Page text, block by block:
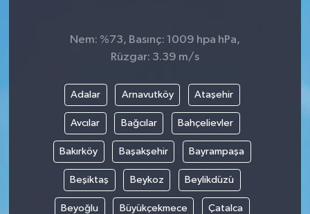
Nem: %73, Basınç: 1009 hpa hPa,
Rüzgar: 3.39 m/s
Adalar Arnavutköy Ataşehir
Avcılar Bağcılar Bahçelievler
Bakırköy Başakşehir Bayrampaşa
Beşiktaş Beykoz Beylikdüzü
Beyoğlu Büyükçekmece Çatalca